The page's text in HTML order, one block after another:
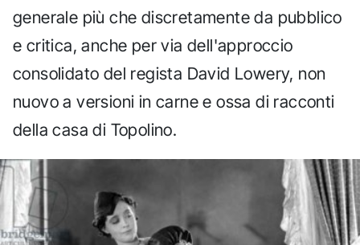
generale più che discretamente da pubblico
e critica, anche per via dell'approccio
consolidato del regista David Lowery, non
nuovo a versioni in carne e ossa di racconti
della casa di Topolino.